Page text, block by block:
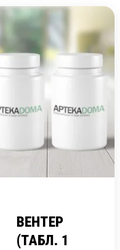
ВЕНТЕР
(ТАБЛ. 1